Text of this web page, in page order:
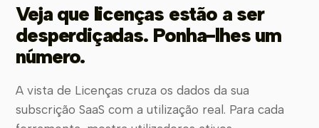
Veja que licenças estão a ser
desperdiçadas. Ponha-lhes um
número.
A vista de Licenças cruza os dados da sua
subscrição SaaS com a utilização real. Para cada